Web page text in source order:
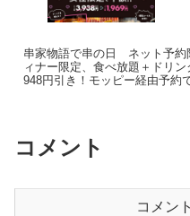
串家物語で串の日 ネット予約
ィナー限定、食べ放題＋ドリン
948円引き！モッピー経由予約
コメント
コメン